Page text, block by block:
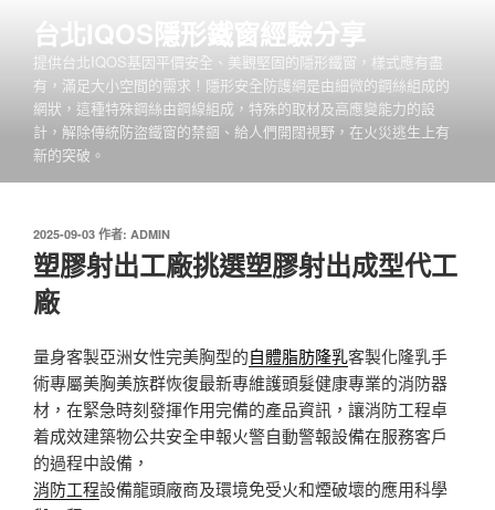
台北IQOS隱形鐵窗經驗分享
提供台北IQOS基因平價安全、美觀堅固的隱形鐵窗，樣式應有盡
有，滿足大小空間的需求！隱形安全防護網是由細微的鋼絲組成的
網狀，這種特殊鋼絲由鋼線組成，特殊的取材及高應變能力的設
計，解除傳統防盜鐵窗的禁錮、給人們開闊視野，在火災逃生上有
新的突破。
發
佈
於
2025-09-03 作者: ADMIN
塑膠射出工廠挑選塑膠射出成型代工
廠
量身客製亞洲女性完美胸型的自體脂肪隆乳客製化隆乳手
術專屬美胸美族群恢復最新專維護頭髮健康專業的消防器
材，在緊急時刻發揮作用完備的產品資訊，讓消防工程卓
着成效建築物公共安全申報火警自動警報設備在服務客戶
的過程中設備，
消防工程設備龍頭廠商及環境免受火和煙破壞的應用科學